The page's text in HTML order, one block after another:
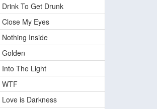
Drink To Get Drunk
Close My Eyes
Nothing Inside
Golden
Into The Light
WTF
Love is Darkness